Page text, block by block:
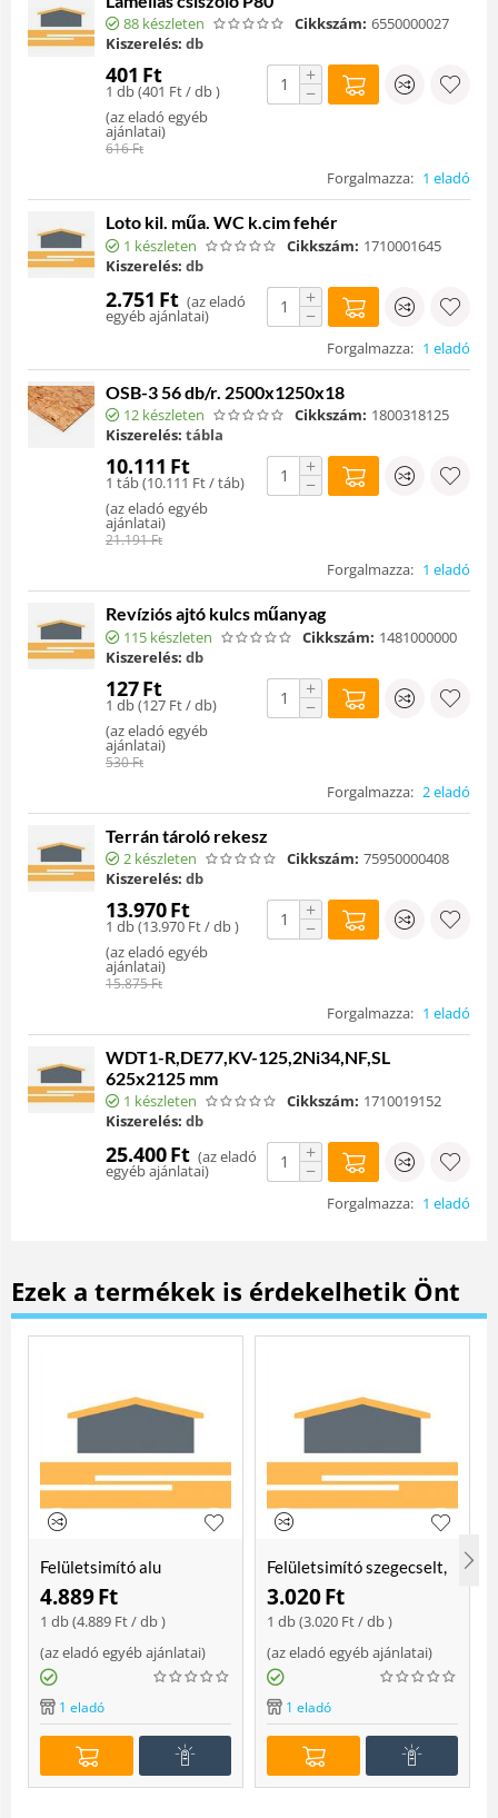
88 készleten Cikkszám: 6550000027
Kiszerelés: db
401 Ft
1 db (401 Ft/ db )
(az eladó egyéb
ajánlatai)
616Ft
+
−
Forgalmazza: 1 eladó
Loto kil. műa. WC k.cim fehér
1 készleten Cikkszám: 1710001645
Kiszerelés: db
2.751 Ft (az eladó
egyéb ajánlatai)
+
−
Forgalmazza: 1 eladó
OSB-3 56 db/r. 2500x1250x18
12 készleten Cikkszám: 1800318125
Kiszerelés: tábla
10.111 Ft
1 táb (10.111 Ft/ táb)
(az eladó egyéb
ajánlatai)
21.191Ft
+
−
Forgalmazza: 1 eladó
Revíziós ajtó kulcs műanyag
115 készleten Cikkszám: 1481000000
Kiszerelés: db
127Ft
1 db (127 Ft/ db)
(az eladó egyéb
ajánlatai)
530Ft
+
−
Forgalmazza: 2 eladó
Terrán tároló rekesz
2 készleten Cikkszám: 75950000408
Kiszerelés: db
13.970Ft
1 db (13.970 Ft/ db )
(az eladó egyéb
ajánlatai)
15.875Ft
+
−
Forgalmazza: 1 eladó
WDT1-R,DE77,KV-125,2Ni34,NF,SL
625x2125 mm
1 készleten Cikkszám: 1710019152
Kiszerelés: db
25.400Ft (az eladó
egyéb ajánlatai)
+
−
Forgalmazza: 1 eladó
Ezek a termékek is érdekelhetik Önt
Felületsimító alu
erősített, rome 400 mm
Soft
4.889Ft
1 db (4.889 Ft/ db )
(az eladó egyéb ajánlatai)
1 eladó
Felületsimító szegecselt,
rome 400mm
3.020Ft
1 db (3.020 Ft/ db )
(az eladó egyéb ajánlatai)
1 eladó